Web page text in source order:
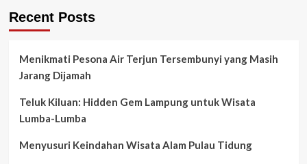
Recent Posts
Menikmati Pesona Air Terjun Tersembunyi yang Masih
Jarang Dijamah
Teluk Kiluan: Hidden Gem Lampung untuk Wisata
Lumba-Lumba
Menyusuri Keindahan Wisata Alam Pulau Tidung